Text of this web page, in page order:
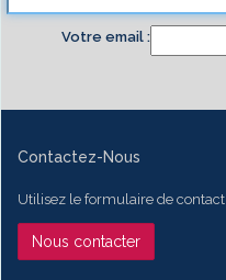
Votre email
Contactez-Nous
Utilisez le formulaire de contact
Nous contacter